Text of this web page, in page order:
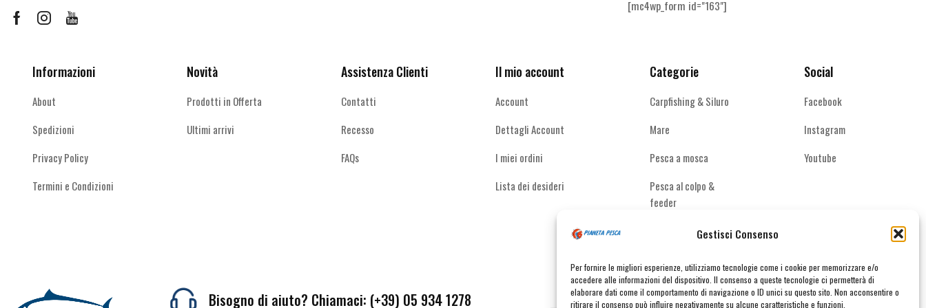
Gestisci Consenso
Per fornire le migliori esperienze, utilizziamo tecnologie come i cookie per memorizzare e/o
accedere alle informazioni del dispositivo. Il consenso a queste tecnologie ci permetterà di
elaborare dati come il comportamento di navigazione o ID unici su questo sito. Non acconsentire o
ritirare il consenso può influire negativamente su alcune caratteristiche e funzioni.
del
del
FacebookInstagramYoutube
[mc4wp_form id="163"]
Informazioni
About
Spedizioni
Privacy Policy
Termini e Condizioni
Novità
Prodotti in Offerta
Ultimi arrivi
Assistenza Clienti
Contatti
Recesso
FAQs
Il mio account
Account
Dettagli Account
I miei ordini
Lista dei desideri
Categorie
Carpfishing & Siluro
Mare
Pesca a mosca
Pesca al colpo &
feeder
Spinning acque
Social
Facebook
Instagram
Youtube
Bisogno di aiuto? Chiamaci: (+39) 05 934 1278